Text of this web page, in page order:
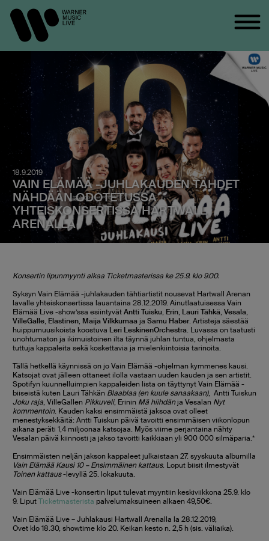
18.9.2019
VAIN ELÄMÄÄ -JUHLAKAUDEN TÄHDET
NÄHDÄÄN ODOTETUSSA
YHTEISKONSERTISSA HARTWALL
ARENALLA
Konsertin lipunmyynti alkaa Ticketmasterissa ke 25.9. klo 9.00.
Syksyn Vain Elämää -juhlakauden tähtiartistit nousevat Hartwall Arenan
lavalle yhteiskonsertissa lauantaina 28.12.2019. Ainutlaatuisessa Vain
Elämää Live -show’ssa esiintyvätAntti Tuisku, Erin, Lauri Tähkä, Vesala,
VilleGalle, Elastinen, Maija Vilkkumaa ja Samu Haber. Artisteja säestää
huippumuusikoista koostuva Leri LeskinenOrchestra. Luvassa on taatusti
unohtumaton ja ikimuistoinen ilta täynnä juhlan tuntua, ohjelmasta
tuttuja kappaleita sekä koskettavia ja mielenkiintoisia tarinoita.
Tällä hetkellä käynnissä on jo Vain Elämää -ohjelman kymmenes kausi.
Katsojat ovat jälleen ottaneet ilolla vastaan uuden kauden ja sen artistit.
Spotifyn kuunnelluimpien kappaleiden lista on täyttynyt Vain Elämää -
biiseistä kuten Lauri Tähkän Blaablaa (en kuule sanaakaan), Antti Tuiskun
Joku raja, VilleGallen Pikkuveli, Erinin Mä hiihdänja Vesalan Nyt
kommentoin. Kauden kaksi ensimmäistä jaksoa ovat olleet
menestyksekkäitä: Antti Tuiskun päivä tavoitti ensimmäisen viikonlopun
aikana peräti 1,4 miljoonaa katsojaa. Myös viime perjantaina nähty
Vesalan päivä kiinnosti ja jakso tavoitti kaikkiaan yli 900 000 silmäparia.*
Ensimmäisten neljän jakson kappaleet julkaistaan 27. syyskuuta albumilla
Vain Elämää Kausi 10 – Ensimmäinen kattaus. Loput biisit ilmestyvät
Toinen kattaus-levyllä 25. lokakuuta.
Vain Elämää Live -konsertin liput tulevat myyntiin keskiviikkona 25.9. klo
9. LiputTicketmasterista palvelumaksuineen alkaen 49,50€.
Vain Elämää Live – Juhlakausi Hartwall Arenalla la 28.12.2019,
Ovet klo 18.30, showtime klo 20. Keikan kesto n. 2,5 h (sis. väliaika).